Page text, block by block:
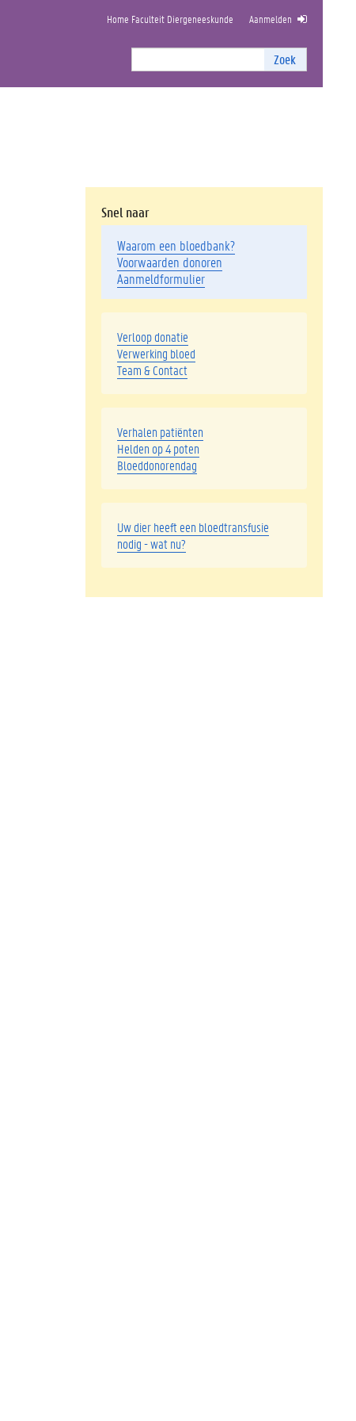
Zoek
Zoek
e
k
e
n
Home Faculteit Diergeneeskunde Aanmelden
Snel naar
Waarom een bloedbank?
Voorwaarden donoren
Aanmeldformulier
Verloop donatie
Verwerking bloed
Team & Contact
Verhalen patiënten
Helden op 4 poten
Bloeddonorendag
Uw dier heeft een bloedtransfusie
nodig - wat nu?